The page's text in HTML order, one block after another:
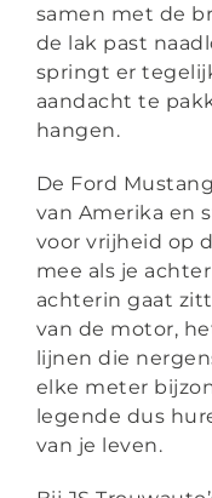
samen met de
de lak past
springt er
aandacht te
hangen.
De Ford
van Amerika en
voor vrijheid op
mee als je
achterin gaat
van de motor,
lijnen die
elke meter
legende dus
van je leven.